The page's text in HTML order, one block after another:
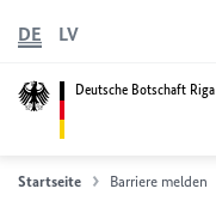
Deutsche Botschaft Riga
DE LV
Startseite Barriere melden